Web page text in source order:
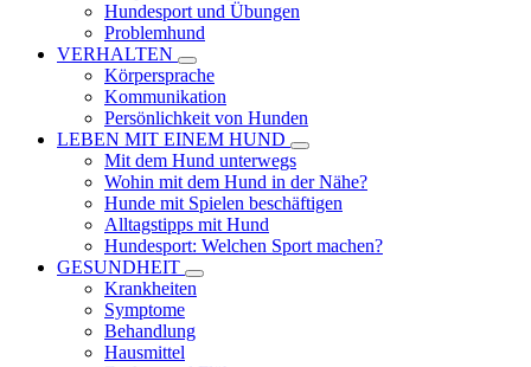
Hundesport und Übungen
Problemhund
VERHALTEN
Körpersprache
Kommunikation
Persönlichkeit von Hunden
LEBEN MIT EINEM HUND
Mit dem Hund unterwegs
Wohin mit dem Hund in der Nähe?
Hunde mit Spielen beschäftigen
Alltagstipps mit Hund
Hundesport: Welchen Sport machen?
GESUNDHEIT
Krankheiten
Symptome
Behandlung
Hausmittel